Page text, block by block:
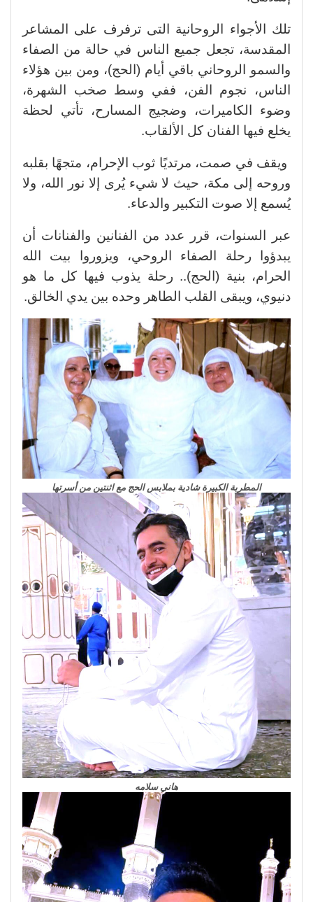
تلك الأجواء الروحانية التى ترفرف على المشاعر
المقدسة، تجعل جميع الناس في حالة من الصفاء
والسمو الروحاني باقي أيام (الحج)، ومن بين هؤلاء
الناس، نجوم الفن، ففي وسط صخب الشهرة،
وضوء الكاميرات، وضجيج المسارح، تأتي لحظة
يخلع فيها الفنان كل الألقاب.
ويقف في صمت، مرتديًا ثوب الإحرام، متجهًا بقلبه
وروحه إلى مكة، حيث لا شيء يُرى إلا نور الله، ولا
يُسمع إلا صوت التكبير والدعاء.
عبر السنوات، قرر عدد من الفنانين والفنانات أن
يبدؤوا رحلة الصفاء الروحي، ويزوروا بيت الله
الحرام، بنية (الحج).. رحلة يذوب فيها كل ما هو
دنيوي، ويبقى القلب الطاهر وحده بين يدي الخالق.
المطربة الكبيرة شادية بملابس الحج مع اثنتين من أسرتها
هاني سلامه